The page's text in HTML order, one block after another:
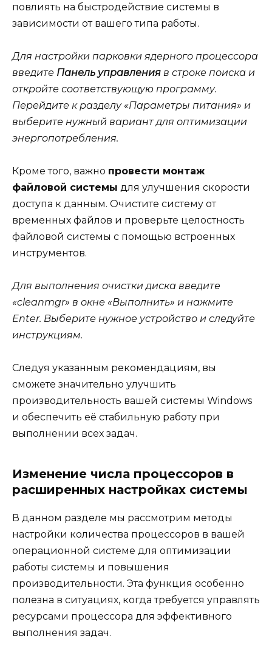
повлиять на быстродействие системы в
зависимости от вашего типа работы.
Для настройки парковки ядерного процессора
введите Панель управления в строке поиска и
откройте соответствующую программу.
Перейдите к разделу «Параметры питания» и
выберите нужный вариант для оптимизации
энергопотребления.
Кроме того, важно провести монтаж
файловой системы для улучшения скорости
доступа к данным. Очистите систему от
временных файлов и проверьте целостность
файловой системы с помощью встроенных
инструментов.
Для выполнения очистки диска введите
«cleanmgr» в окне «Выполнить» и нажмите
Enter. Выберите нужное устройство и следуйте
инструкциям.
Следуя указанным рекомендациям, вы
сможете значительно улучшить
производительность вашей системы Windows
и обеспечить её стабильную работу при
выполнении всех задач.
Изменение числа процессоров в
расширенных настройках системы
В данном разделе мы рассмотрим методы
настройки количества процессоров в вашей
операционной системе для оптимизации
работы системы и повышения
производительности. Эта функция особенно
полезна в ситуациях, когда требуется управлять
ресурсами процессора для эффективного
выполнения задач.